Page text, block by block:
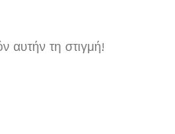
αυτήν τη στιγμή!